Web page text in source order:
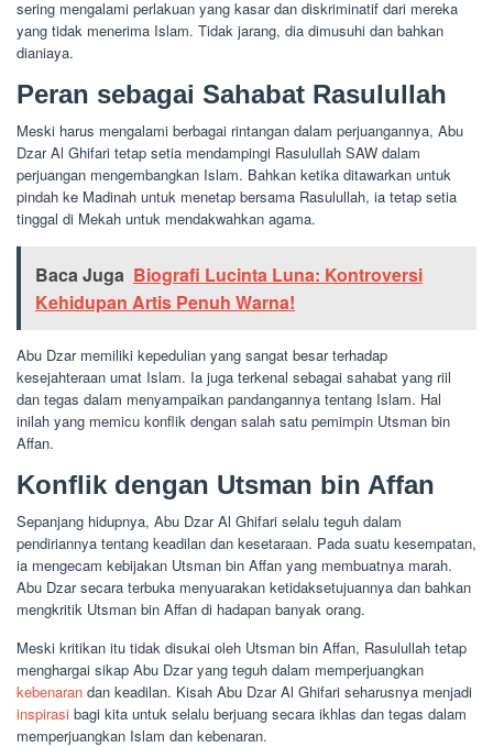
sering mengalami perlakuan yang kasar dan diskriminatif dari mereka
yang tidak menerima Islam. Tidak jarang, dia dimusuhi dan bahkan
dianiaya.
Peran sebagai Sahabat Rasulullah
Meski harus mengalami berbagai rintangan dalam perjuangannya, Abu
Dzar Al Ghifari tetap setia mendampingi Rasulullah SAW dalam
perjuangan mengembangkan Islam. Bahkan ketika ditawarkan untuk
pindah ke Madinah untuk menetap bersama Rasulullah, ia tetap setia
tinggal di Mekah untuk mendakwahkan agama.
Baca Juga Biografi Lucinta Luna: Kontroversi
Kehidupan Artis Penuh Warna!
Abu Dzar memiliki kepedulian yang sangat besar terhadap
kesejahteraan umat Islam. Ia juga terkenal sebagai sahabat yang riil
dan tegas dalam menyampaikan pandangannya tentang Islam. Hal
inilah yang memicu konflik dengan salah satu pemimpin Utsman bin
Affan.
Konflik dengan Utsman bin Affan
Sepanjang hidupnya, Abu Dzar Al Ghifari selalu teguh dalam
pendiriannya tentang keadilan dan kesetaraan. Pada suatu kesempatan,
ia mengecam kebijakan Utsman bin Affan yang membuatnya marah.
Abu Dzar secara terbuka menyuarakan ketidaksetujuannya dan bahkan
mengkritik Utsman bin Affan di hadapan banyak orang.
Meski kritikan itu tidak disukai oleh Utsman bin Affan, Rasulullah tetap
menghargai sikap Abu Dzar yang teguh dalam memperjuangkan
kebenaran dan keadilan. Kisah Abu Dzar Al Ghifari seharusnya menjadi
inspirasi bagi kita untuk selalu berjuang secara ikhlas dan tegas dalam
memperjuangkan Islam dan kebenaran.